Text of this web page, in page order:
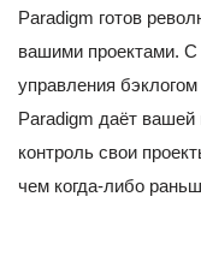
Paradigm готов
вашими проектами.
управления
Paradigm даёт вашей
контроль свои
чем когда-либо